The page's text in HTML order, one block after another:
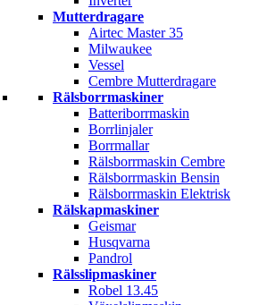
Mutterdragare
Airtec Master 35
Milwaukee
Vessel
Cembre Mutterdragare
Rälsborrmaskiner
Batteriborrmaskin
Borrlinjaler
Borrmallar
Rälsborrmaskin Cembre
Rälsborrmaskin Bensin
Rälsborrmaskin Elektrisk
Rälskapmaskiner
Geismar
Husqvarna
Pandrol
Rälsslipmaskiner
Robel 13.45